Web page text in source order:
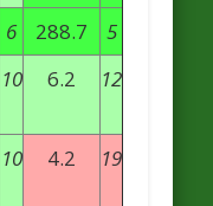
6 288.7
5
10 6.2 12
10 4.2 19